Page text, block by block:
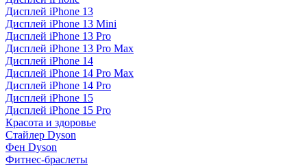
Дисплей iPhone 13
Дисплей iPhone 13 Mini
Дисплей iPhone 13 Pro
Дисплей iPhone 13 Pro Max
Дисплей iPhone 14
Дисплей iPhone 14 Pro Max
Дисплей iPhone 14 Pro
Дисплей iPhone 15
Дисплей iPhone 15 Pro
Красота и здоровье
Стайлер Dyson
Фен Dyson
Фитнес-браслеты